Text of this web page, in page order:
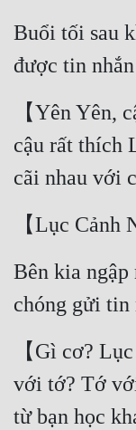
Buổi tối sau
được tin
【Yên Yên,
cậu rất thích
cãi nhau với
【Lục Cảnh
Bên kia
chóng gửi tin
【Gì cơ?
với tớ? Tớ
từ bạn học